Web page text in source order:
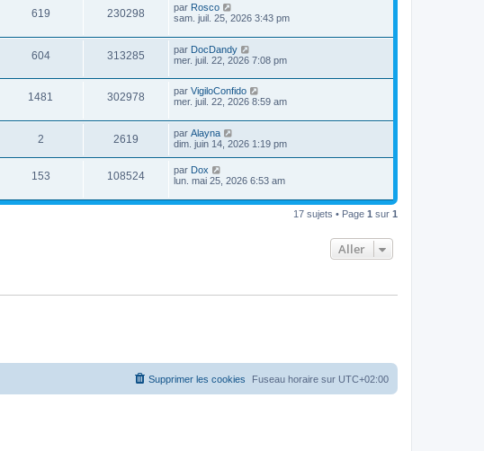
619 230298 par Rosco
sam. juil. 25, 2026 3:43 pm
604 313285 par DocDandy
mer. juil. 22, 2026 7:08 pm
1481 302978 par VigiloConfido
mer. juil. 22, 2026 8:59 am
2 2619 par Alayna
dim. juin 14, 2026 1:19 pm
153 108524 par Dox
lun. mai 25, 2026 6:53 am
17 sujets • Page 1 sur 1
Aller
Fuseau horaire sur UTC+02:00
Supprimer les cookies